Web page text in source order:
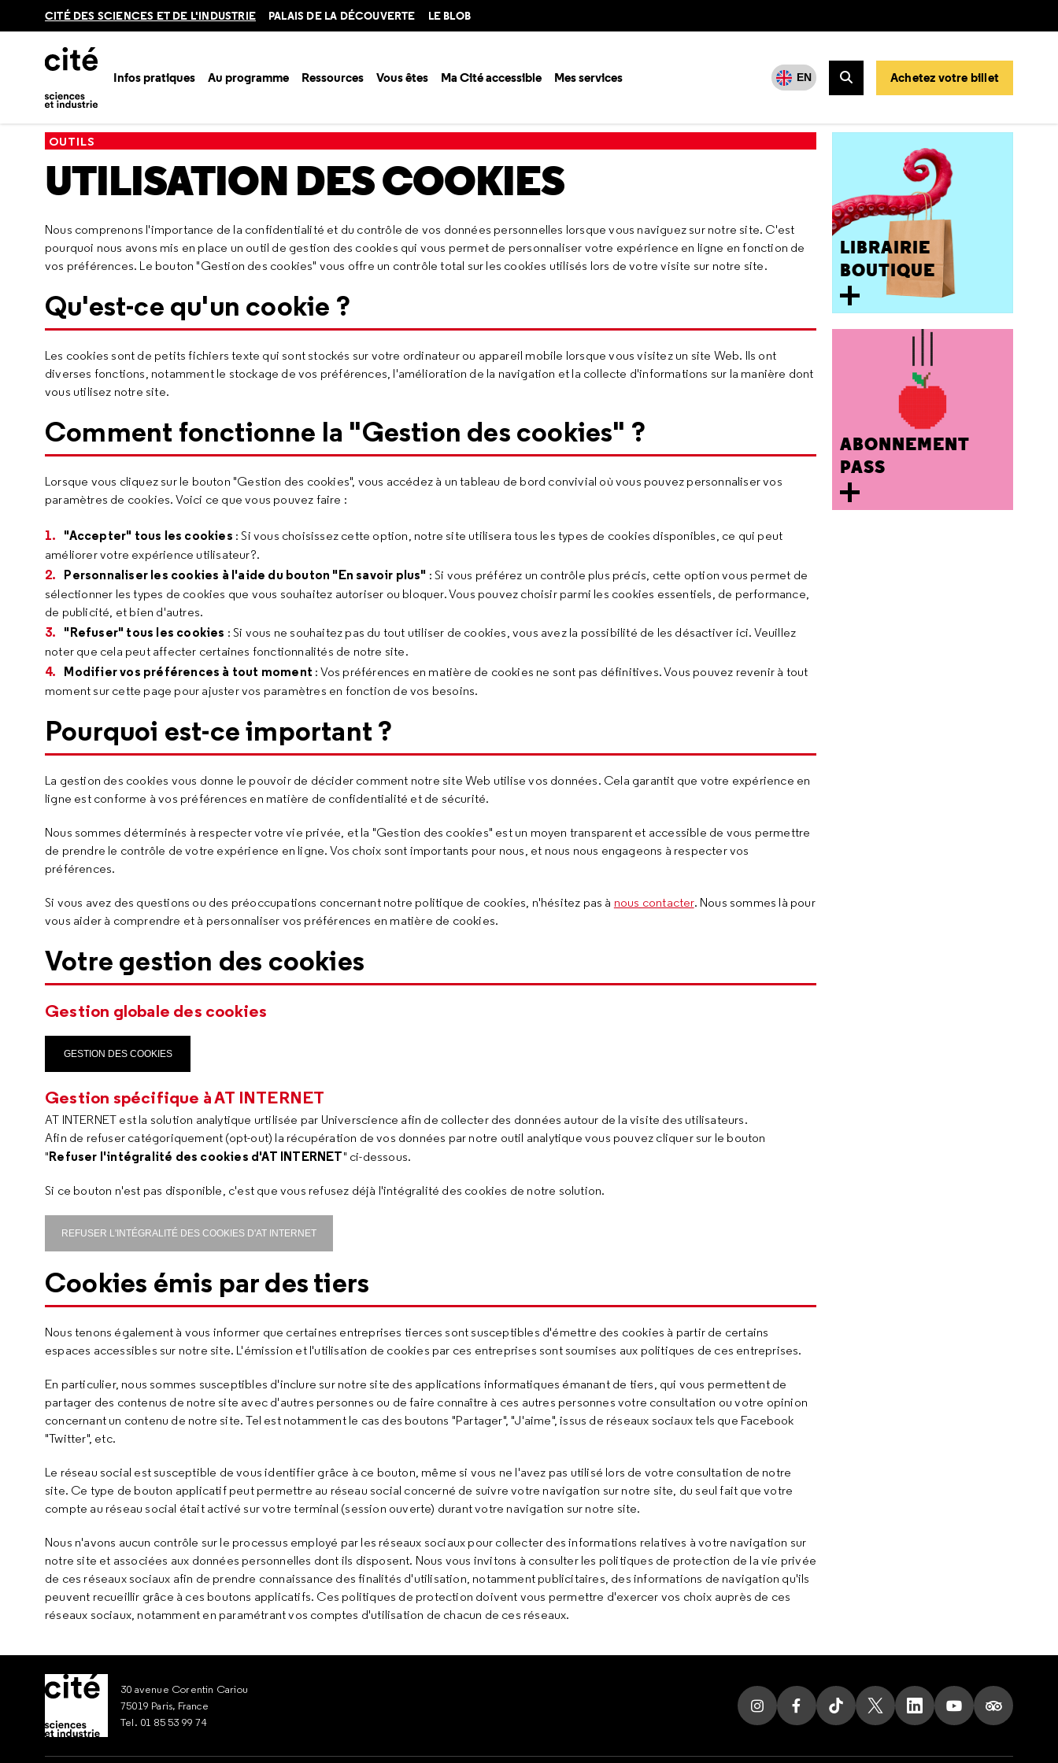
CITÉ DES SCIENCES ET DE L'INDUSTRIE PALAIS DE LA DÉCOUVERTE LE BLOB
Infos pratiques Au programme Ressources Vous êtes Ma Cité accessible Mes services EN
Rechercher
Achetez votre billet
Accueil Utilisation des cookies
OUTILS
UTILISATION DES COOKIES
Nous comprenons l'importance de la confidentialité et du contrôle de vos données personnelles lorsque vous naviguez sur notre site. C'est
pourquoi nous avons mis en place un outil de gestion des cookies qui vous permet de personnaliser votre expérience en ligne en fonction de
vos préférences. Le bouton "Gestion des cookies" vous offre un contrôle total sur les cookies utilisés lors de votre visite sur notre site.
Qu'est-ce qu'un cookie ?
Les cookies sont de petits fichiers texte qui sont stockés sur votre ordinateur ou appareil mobile lorsque vous visitez un site Web. Ils ont
diverses fonctions, notamment le stockage de vos préférences, l'amélioration de la navigation et la collecte d'informations sur la manière dont
vous utilisez notre site.
Comment fonctionne la "Gestion des cookies" ?
Lorsque vous cliquez sur le bouton "Gestion des cookies", vous accédez à un tableau de bord convivial où vous pouvez personnaliser vos
paramètres de cookies. Voici ce que vous pouvez faire :
"Accepter" tous les cookies : Si vous choisissez cette option, notre site utilisera tous les types de cookies disponibles, ce qui peut
améliorer votre expérience utilisateur?.
Personnaliser les cookies à l'aide du bouton "En savoir plus" : Si vous préférez un contrôle plus précis, cette option vous permet de
sélectionner les types de cookies que vous souhaitez autoriser ou bloquer. Vous pouvez choisir parmi les cookies essentiels, de performance,
de publicité, et bien d'autres.
"Refuser" tous les cookies : Si vous ne souhaitez pas du tout utiliser de cookies, vous avez la possibilité de les désactiver ici. Veuillez
noter que cela peut affecter certaines fonctionnalités de notre site.
Modifier vos préférences à tout moment : Vos préférences en matière de cookies ne sont pas définitives. Vous pouvez revenir à tout
moment sur cette page pour ajuster vos paramètres en fonction de vos besoins.
Pourquoi est-ce important ?
La gestion des cookies vous donne le pouvoir de décider comment notre site Web utilise vos données. Cela garantit que votre expérience en
ligne est conforme à vos préférences en matière de confidentialité et de sécurité.
Nous sommes déterminés à respecter votre vie privée, et la "Gestion des cookies" est un moyen transparent et accessible de vous permettre
de prendre le contrôle de votre expérience en ligne. Vos choix sont importants pour nous, et nous nous engageons à respecter vos
préférences.
Si vous avez des questions ou des préoccupations concernant notre politique de cookies, n'hésitez pas à nous contacter. Nous sommes là pour
vous aider à comprendre et à personnaliser vos préférences en matière de cookies.
Votre gestion des cookies
Gestion globale des cookies
GESTION DES COOKIES
Gestion spécifique à AT INTERNET
AT INTERNET est la solution analytique urtilisée par Universcience afin de collecter des données autour de la visite des utilisateurs.
Afin de refuser catégoriquement (opt-out) la récupération de vos données par notre outil analytique vous pouvez cliquer sur le bouton
"Refuser l'intégralité des cookies d'AT INTERNET" ci-dessous.
Si ce bouton n'est pas disponible, c'est que vous refusez déjà l'intégralité des cookies de notre solution.
REFUSER L'INTÉGRALITÉ DES COOKIES D'AT INTERNET
Cookies émis par des tiers
Nous tenons également à vous informer que certaines entreprises tierces sont susceptibles d'émettre des cookies à partir de certains
espaces accessibles sur notre site. L'émission et l'utilisation de cookies par ces entreprises sont soumises aux politiques de ces entreprises.
En particulier, nous sommes susceptibles d'inclure sur notre site des applications informatiques émanant de tiers, qui vous permettent de
partager des contenus de notre site avec d'autres personnes ou de faire connaître à ces autres personnes votre consultation ou votre opinion
concernant un contenu de notre site. Tel est notamment le cas des boutons "Partager", "J'aime", issus de réseaux sociaux tels que Facebook
"Twitter", etc.
Le réseau social est susceptible de vous identifier grâce à ce bouton, même si vous ne l'avez pas utilisé lors de votre consultation de notre
site. Ce type de bouton applicatif peut permettre au réseau social concerné de suivre votre navigation sur notre site, du seul fait que votre
compte au réseau social était activé sur votre terminal (session ouverte) durant votre navigation sur notre site.
Nous n'avons aucun contrôle sur le processus employé par les réseaux sociaux pour collecter des informations relatives à votre navigation sur
notre site et associées aux données personnelles dont ils disposent. Nous vous invitons à consulter les politiques de protection de la vie privée
de ces réseaux sociaux afin de prendre connaissance des finalités d'utilisation, notamment publicitaires, des informations de navigation qu'ils
peuvent recueillir grâce à ces boutons applicatifs. Ces politiques de protection doivent vous permettre d'exercer vos choix auprès de ces
réseaux sociaux, notamment en paramétrant vos comptes d'utilisation de chacun de ces réseaux.
LIBRAIRIE
BOUTIQUE
ABONNEMENT
PASS
30 avenue Corentin Cariou
75019 Paris, France
Tel. 01 85 53 99 74
Suivez nous sur Instagram
Suivez nous sur Facebook
Suivez nous sur Tik Tok
Suivez nous sur X
Suivez nous sur
Suivez nous sur
Suivez